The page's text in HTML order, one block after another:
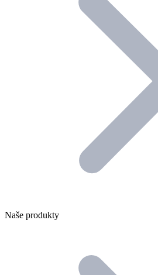
Naše produkty